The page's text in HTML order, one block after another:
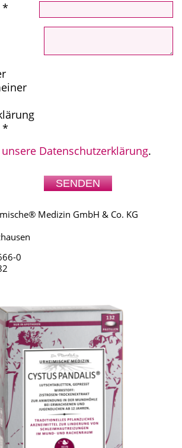
Medizin GmbH & Co. KG
0
*
*
unsere Datenschutzerklärung.
SENDEN